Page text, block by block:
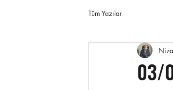
Tüm Yazılar
03/